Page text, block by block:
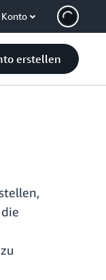
erstellen